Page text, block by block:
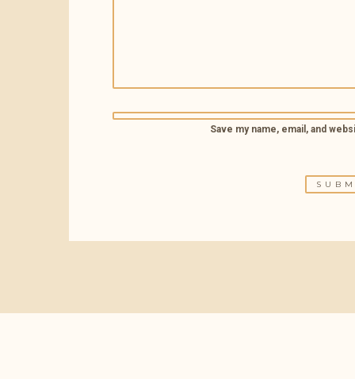
Save my name, email, and